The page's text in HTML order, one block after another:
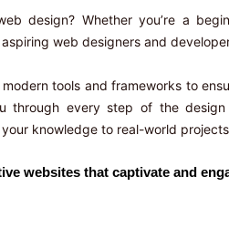
design? Whether you’re a
web designers and
tools and frameworks to
through every step of the
knowledge to real-world
websites that captivate and